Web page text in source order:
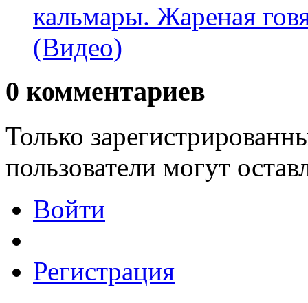
кальмары. Жареная
(Видео)
0 комментариев
Только
пользователи могут
Войти
Регистрация